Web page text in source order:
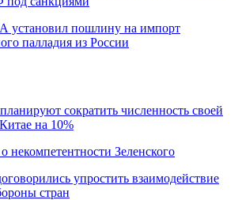
пошлину на импорт
палладия из России
сократить численность своей
на 10%
некомпетентности Зеленского
упростить взаимодействие
стран